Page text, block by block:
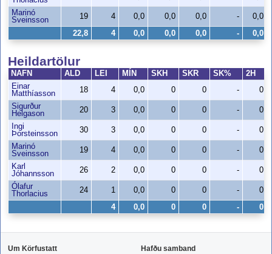
Heildartölur
NAFN ALD LEI MÍN SKH SKR SK% 2H
Einar
Matthíasson
18 4 0,0 0 0 -
0
Sigurður
Helgason
20 3 0,0 0 0 -
0
Ingi
Þorsteinsson
30 3 0,0 0 0 -
0
Marinó
Sveinsson
19 4 0,0 0 0 -
0
Karl
Jóhannsson
26 2 0,0 0 0 -
0
Ólafur
Thorlacius
24 1 0,0 0 0 - 0
4 0,0 0 0 - 0
Marinó
Sveinsson
19 4 0,0 0,0 0,0 - 0,0
22,8 4 0,0 0,0 0,0 - 0,0
Um Körfustatt Hafðu samband